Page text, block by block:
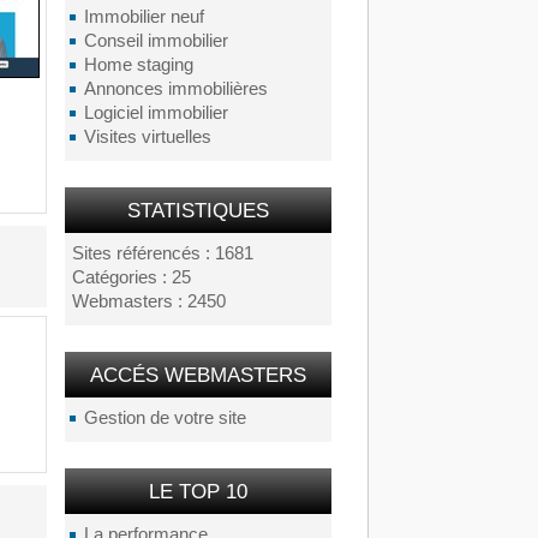
Immobilier neuf
Conseil immobilier
Home staging
Annonces immobilières
Logiciel immobilier
Visites virtuelles
STATISTIQUES
Sites référencés : 1681
Catégories : 25
Webmasters : 2450
ACCÉS WEBMASTERS
Gestion de votre site
LE TOP 10